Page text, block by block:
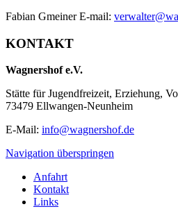
Fabian Gmeiner E-mail:
KONTAKT
Wagnershof e.V.
Stätte für Jugendfreizeit, Erziehung,
73479 Ellwangen-Neunheim
E-Mail: info@wagnershof.de
Navigation überspringen
Anfahrt
Kontakt
Links